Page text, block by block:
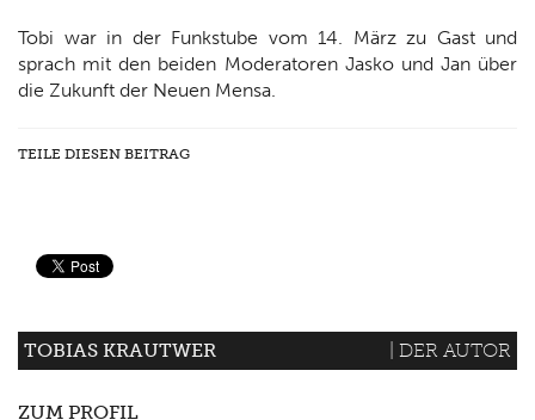
Tobi war in der Funkstube vom 14. März zu Gast und
sprach mit den beiden Moderatoren Jasko und Jan über
die Zukunft der Neuen Mensa.
TEILE DIESEN BEITRAG
TOBIAS KRAUTWER | DER AUTOR
ZUM PROFIL